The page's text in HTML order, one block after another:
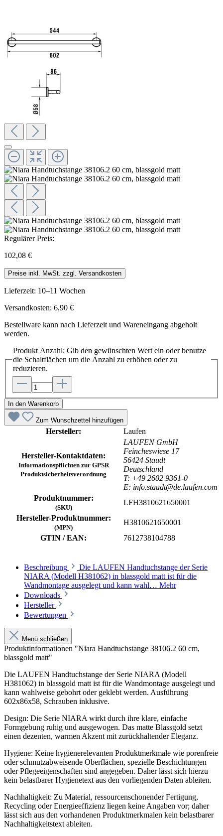
Regulärer Preis:
102,08 €
Preise inkl. MwSt. zzgl. Versandkosten
Lieferzeit: 10–11 Wochen
Versandkosten: 6,90 €
Bestellware kann nach Lieferzeit und Wareneingang abgeholt
werden.
Produkt Anzahl: Gib den gewünschten Wert ein oder benutze
die Schaltflächen um die Anzahl zu erhöhen oder zu
reduzieren.
In den Warenkorb
Zum Wunschzettel hinzufügen
Hersteller: Laufen
Hersteller-Kontaktdaten:
Informationspflichten zur GPSR
Produktsicherheitsverordnung
LAUFEN GmbH
Feincheswiese 17
56424 Staudt
Deutschland
T: +49 2602 9361-0
E: info.staudt@de.laufen.com
Produktnummer:
(SKU)
LFH3810621650001
Hersteller-Produktnummer:
(MPN)
H3810621650001
GTIN / EAN:
7612738104788
Beschreibung
Die LAUFEN Handtuchstange der Serie
NIARA (Modell H381062) in blassgold matt ist für die
Wandmontage ausgelegt und kann wahl… Mehr
Downloads
Hersteller
Bewertungen
Menü schließen
Produktinformationen "Niara Handtuchstange 38106.2 60 cm,
blassgold matt"
Die LAUFEN Handtuchstange der Serie NIARA (Modell
H381062) in blassgold matt ist für die Wandmontage ausgelegt und
kann wahlweise gebohrt oder geklebt werden. Ausführung
602x86x58, Schrauben inklusive.
Design: Die Serie NIARA wirkt durch ihre klare, einfache
Formgebung ruhig und ausgewogen. Das matte Blassgold setzt
einen dezenten, warmen Akzent mit zurückhaltender Eleganz.
Hygiene: Keine hygienerelevanten Produktmerkmale wie porenfreie
oder schmutzabweisende Oberflächen, spezielle Beschichtungen
oder Pflegeeigenschaften sind angegeben. Daher lässt sich hierzu
kein belastbarer Hygienetext aus den vorliegenden Daten ableiten.
Nachhaltigkeit: Zu Material, ressourcenschonender Fertigung,
Recycling oder Energieeffizienz liegen keine Angaben vor; daher
lässt sich aus den vorhandenen Produktmerkmalen kein belastbarer
Nachhaltigkeitstext ableiten.